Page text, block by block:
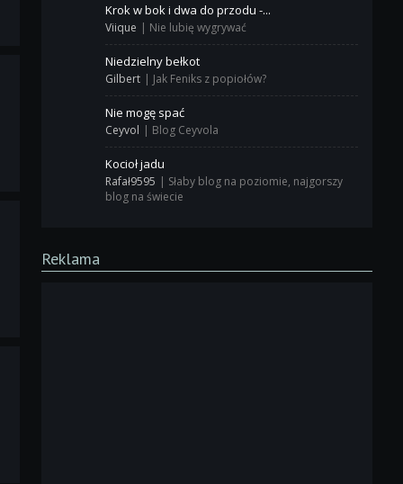
Krok w bok i dwa do przodu -...
Viique | Nie lubię wygrywać
Niedzielny bełkot
Gilbert | Jak Feniks z popiołów?
Nie mogę spać
Ceyvol | Blog Ceyvola
Kocioł jadu
Rafał9595 | Słaby blog na poziomie, najgorszy
blog na świecie
Reklama